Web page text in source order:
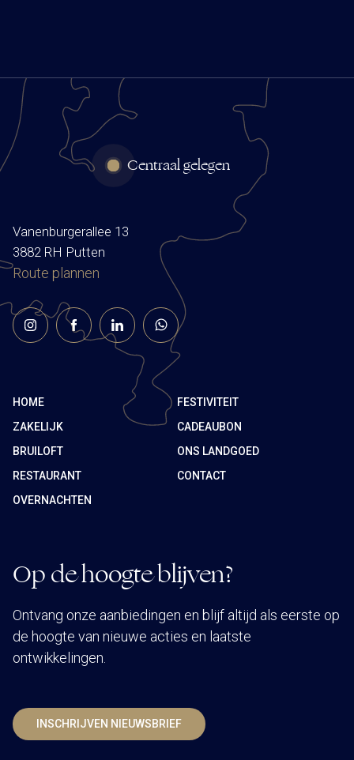
Centraal gelegen
Vanenburgerallee 13
3882 RH Putten
Route plannen
HOME
FESTIVITEIT
ZAKELIJK
CADEAUBON
BRUILOFT
ONS LANDGOED
RESTAURANT
CONTACT
OVERNACHTEN
Op de hoogte blijven?
Ontvang onze aanbiedingen en blijf altijd als eerste op
de hoogte van nieuwe acties en laatste
ontwikkelingen.
INSCHRIJVEN NIEUWSBRIEF